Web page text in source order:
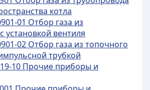
котла
01 Отбор газа из
установкой вентиля
02 Отбор газа из топочного
трубкой
10 Прочие приборы и